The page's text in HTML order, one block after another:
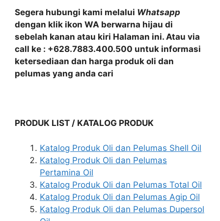
Segera hubungi kami melalui Whatsapp
dengan klik ikon WA berwarna hijau di
sebelah kanan atau kiri Halaman ini. Atau via
call ke : +628.7883.400.500 untuk informasi
ketersediaan dan harga produk oli dan
pelumas yang anda cari
PRODUK LIST / KATALOG PRODUK
Katalog Produk Oli dan Pelumas Shell Oil
Katalog Produk Oli dan Pelumas
Pertamina Oil
Katalog Produk Oli dan Pelumas Total Oil
Katalog Produk Oli dan Pelumas Agip Oil
Katalog Produk Oli dan Pelumas Dupersol